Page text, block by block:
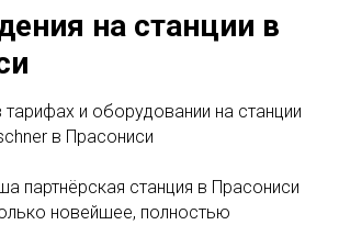
на станции в
и оборудовании на станции
в Прасониси
партнёрская станция в Прасониси
новейшее, полностью